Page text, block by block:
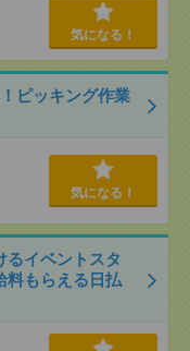
気になる！
ピッキング作業
気になる！
るイベントスタ
料もらえる日払